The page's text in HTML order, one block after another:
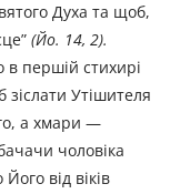
Духа та щоб,
(Йо. 14, 2).
в першій стихирі
Утішителя
а хмари —
чоловіка
від віків